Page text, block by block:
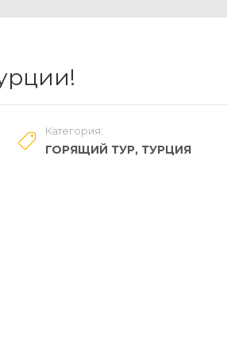
Категория:
ГОРЯЩИЙ ТУР, ТУРЦИЯ